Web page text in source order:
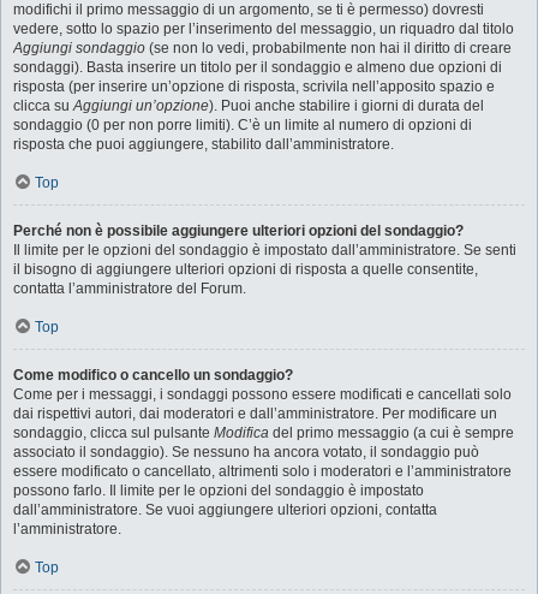
modifichi il primo messaggio di un argomento, se ti è permesso) dovresti
vedere, sotto lo spazio per l’inserimento del messaggio, un riquadro dal titolo
Aggiungi sondaggio (se non lo vedi, probabilmente non hai il diritto di creare
sondaggi). Basta inserire un titolo per il sondaggio e almeno due opzioni di
risposta (per inserire un’opzione di risposta, scrivila nell’apposito spazio e
clicca suAggiungi un’opzione). Puoi anche stabilire i giorni di durata del
sondaggio (0 per non porre limiti). C’è un limite al numero di opzioni di
risposta che puoi aggiungere, stabilito dall’amministratore.
Top
Perché non è possibile aggiungere ulteriori opzioni del sondaggio?
Il limite per le opzioni del sondaggio è impostato dall’amministratore. Se senti
il bisogno di aggiungere ulteriori opzioni di risposta a quelle consentite,
contatta l’amministratore del Forum.
Top
Come modifico o cancello un sondaggio?
Come per i messaggi, i sondaggi possono essere modificati e cancellati solo
dai rispettivi autori, dai moderatori e dall’amministratore. Per modificare un
sondaggio, clicca sul pulsante Modifica del primo messaggio (a cui è sempre
associato il sondaggio). Se nessuno ha ancora votato, il sondaggio può
essere modificato o cancellato, altrimenti solo i moderatori e l’amministratore
possono farlo. Il limite per le opzioni del sondaggio è impostato
dall’amministratore. Se vuoi aggiungere ulteriori opzioni, contatta
l’amministratore.
Top